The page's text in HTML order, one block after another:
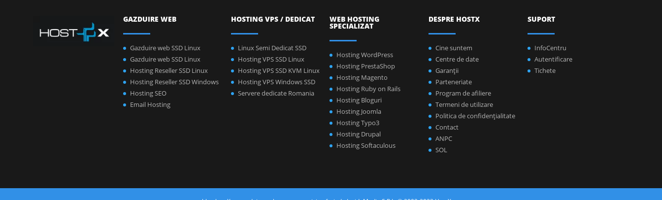
GAZDUIRE WEB
Gazduire web SSD Linux
Gazduire web SSD Linux
Hosting Reseller SSD Linux
Hosting Reseller SSD Windows
Hosting SEO
Email Hosting
HOSTING VPS / DEDICAT
Linux Semi Dedicat SSD
Hosting VPS SSD Linux
Hosting VPS SSD KVM Linux
Hosting VPS Windows SSD
Servere dedicate Romania
WEB HOSTING
SPECIALIZAT
Hosting WordPress
Hosting PrestaShop
Hosting Magento
Hosting Ruby on Rails
Hosting Bloguri
Hosting Joomla
Hosting Typo3
Hosting Drupal
Hosting Softaculous
DESPRE HOSTX
Cine suntem
Centre de date
Garanţii
Parteneriate
Program de afiliere
Termeni de utilizare
Politica de confidenţialitate
Contact
ANPC
SOL
SUPORT
InfoCentru
Autentificare
Tichete